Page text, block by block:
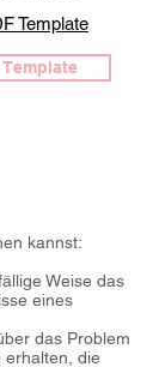
Template
Template
kannst:
Weise das
eines
das Problem
erhalten, die